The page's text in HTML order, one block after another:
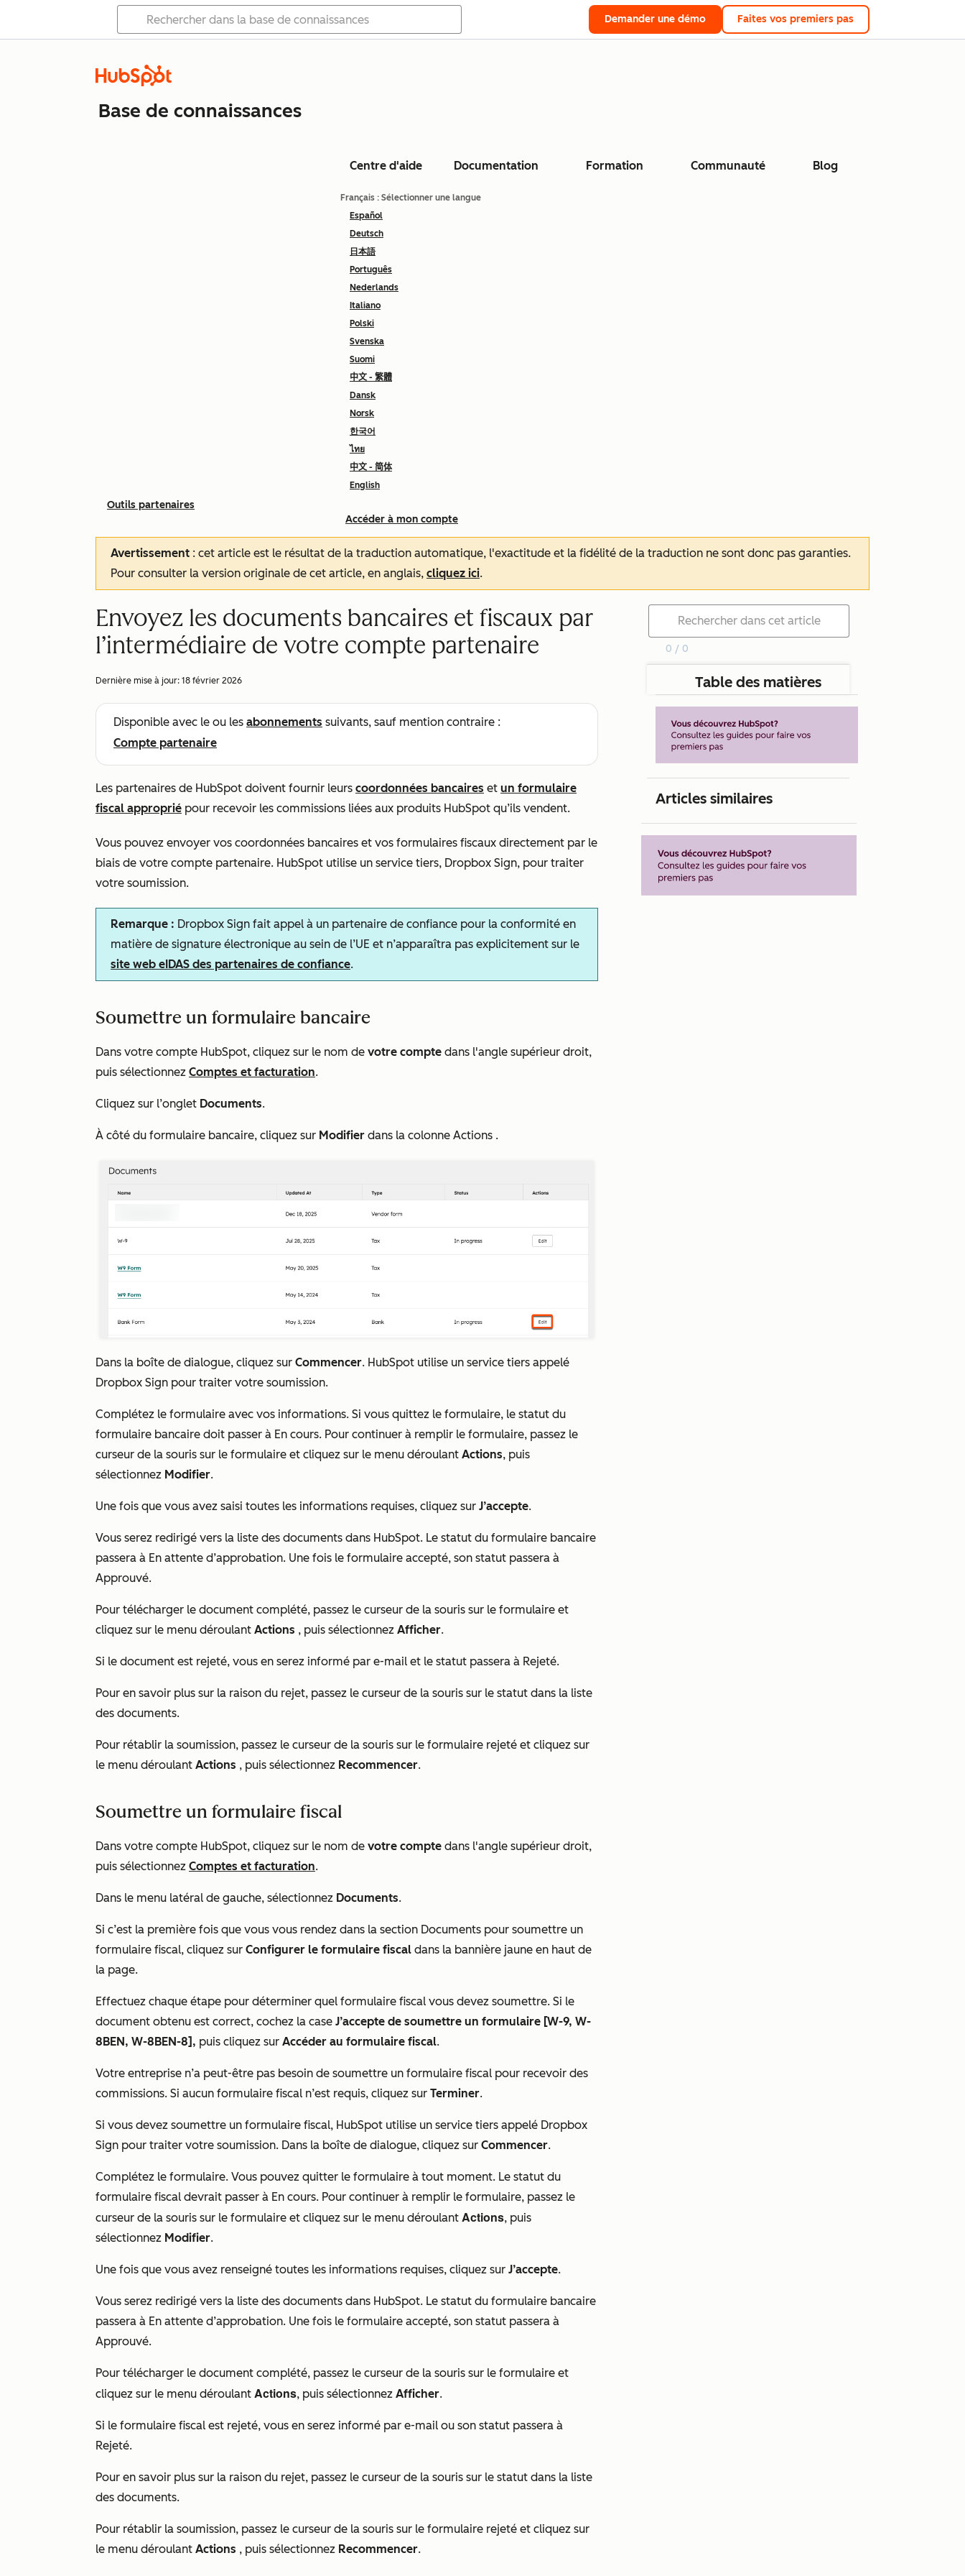
Demander une démo Faites vos premiers pas
Base de connaissances
Centre d'aide Documentation Formation Communauté Blog
Français : Sélectionner une langue
Español
Deutsch
日本語
Português
Nederlands
Italiano
Polski
Svenska
Suomi
中文 - 繁體
Dansk
Norsk
한국어
ไทย
中文 - 简体
English
Accéder à mon compte
Outils partenaires
Avertissement : cet article est le résultat de la traduction automatique, l'exactitude et la fidélité de la traduction ne sont donc pas garanties.
Pour consulter la version originale de cet article, en anglais, cliquez ici.
Envoyez les documents bancaires et fiscaux par
l’intermédiaire de votre compte partenaire
Dernière mise à jour: 18 février 2026
Disponible avec le ou les abonnements suivants, sauf mention contraire :
Compte partenaire
Les partenaires de HubSpot doivent fournir leurs coordonnées bancaires et un formulaire
fiscal approprié pour recevoir les commissions liées aux produits HubSpot qu’ils vendent.
Vous pouvez envoyer vos coordonnées bancaires et vos formulaires fiscaux directement par le
biais de votre compte partenaire. HubSpot utilise un service tiers, Dropbox Sign, pour traiter
votre soumission.
Remarque : Dropbox Sign fait appel à un partenaire de confiance pour la conformité en
matière de signature électronique au sein de l’UE et n’apparaîtra pas explicitement sur le
site web eIDAS des partenaires de confiance.
Soumettre un formulaire bancaire
Dans votre compte HubSpot, cliquez sur le nom de votre compte dans l'angle supérieur droit,
puis sélectionnez Comptes et facturation.
Cliquez sur l’onglet Documents.
À côté du formulaire bancaire, cliquez sur Modifier dans la colonne Actions .
Dans la boîte de dialogue, cliquez sur Commencer. HubSpot utilise un service tiers appelé
Dropbox Sign pour traiter votre soumission.
Complétez le formulaire avec vos informations. Si vous quittez le formulaire, le statut du
formulaire bancaire doit passer à En cours. Pour continuer à remplir le formulaire, passez le
curseur de la souris sur le formulaire et cliquez sur le menu déroulant Actions, puis
sélectionnez Modifier.
Une fois que vous avez saisi toutes les informations requises, cliquez sur J’accepte.
Vous serez redirigé vers la liste des documents dans HubSpot. Le statut du formulaire bancaire
passera à En attente d’approbation. Une fois le formulaire accepté, son statut passera à
Approuvé.
Pour télécharger le document complété, passez le curseur de la souris sur le formulaire et
cliquez sur le menu déroulant Actions , puis sélectionnez Afficher.
Si le document est rejeté, vous en serez informé par e-mail et le statut passera à Rejeté.
Pour en savoir plus sur la raison du rejet, passez le curseur de la souris sur le statut dans la liste
des documents.
Pour rétablir la soumission, passez le curseur de la souris sur le formulaire rejeté et cliquez sur
le menu déroulant Actions , puis sélectionnez Recommencer.
Soumettre un formulaire fiscal
Dans votre compte HubSpot, cliquez sur le nom de votre compte dans l'angle supérieur droit,
puis sélectionnez Comptes et facturation.
Dans le menu latéral de gauche, sélectionnez Documents.
Si c’est la première fois que vous vous rendez dans la section Documents pour soumettre un
formulaire fiscal, cliquez sur Configurer le formulaire fiscal dans la bannière jaune en haut de
la page.
Effectuez chaque étape pour déterminer quel formulaire fiscal vous devez soumettre. Si le
document obtenu est correct, cochez la case J’accepte de soumettre un formulaire [W-9, W-
8BEN, W-8BEN-8], puis cliquez sur Accéder au formulaire fiscal.
Votre entreprise n’a peut-être pas besoin de soumettre un formulaire fiscal pour recevoir des
commissions. Si aucun formulaire fiscal n’est requis, cliquez sur Terminer.
Si vous devez soumettre un formulaire fiscal, HubSpot utilise un service tiers appelé Dropbox
Sign pour traiter votre soumission. Dans la boîte de dialogue, cliquez sur Commencer.
Complétez le formulaire. Vous pouvez quitter le formulaire à tout moment. Le statut du
formulaire fiscal devrait passer à En cours. Pour continuer à remplir le formulaire, passez le
curseur de la souris sur le formulaire et cliquez sur le menu déroulant Actions, puis
sélectionnez Modifier.
Une fois que vous avez renseigné toutes les informations requises, cliquez sur J’accepte.
Vous serez redirigé vers la liste des documents dans HubSpot. Le statut du formulaire bancaire
passera à En attente d’approbation. Une fois le formulaire accepté, son statut passera à
Approuvé.
Pour télécharger le document complété, passez le curseur de la souris sur le formulaire et
cliquez sur le menu déroulant Actions, puis sélectionnez Afficher.
Si le formulaire fiscal est rejeté, vous en serez informé par e-mail ou son statut passera à
Rejeté.
Pour en savoir plus sur la raison du rejet, passez le curseur de la souris sur le statut dans la liste
des documents.
Pour rétablir la soumission, passez le curseur de la souris sur le formulaire rejeté et cliquez sur
le menu déroulant Actions , puis sélectionnez Recommencer.
0 / 0
Table des matières
Articles similaires